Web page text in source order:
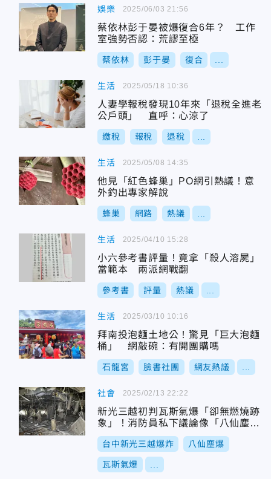
娛樂
蔡依林彭于晏被爆復合6年？ 工作
室強勢否認：荒謬至極
蔡依林 彭于晏 復合
2025/06/03 21:56
生活
人妻學報稅發現10年來「退稅全進老
公戶頭」 直呼：心涼了
繳稅 報稅 退稅
2025/05/18 10:36
生活
他見「紅色蜂巢」PO網引熱議！意
外釣出專家解說
蜂巢 網路 熱議
2025/05/08 14:35
生活
小六參考書評量！竟拿「殺人溶屍」
當範本 兩派網戰翻
參考書 評量 熱議
2025/04/10 15:28
生活
拜南投泡麵土地公！驚見「巨大泡麵
桶」 網敲碗：有開團購嗎
石龍宮 臉書社團 網友熱議
2025/03/10 10:16
社會
新光三越初判瓦斯氣爆「卻無燃燒跡
象」！消防員私下議論像「八仙塵
爆」
台中新光三越爆炸 八仙塵爆
瓦斯氣爆
2025/02/13 22:22